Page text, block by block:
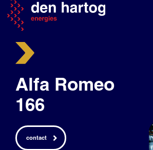
Alfa Romeo
166
contact